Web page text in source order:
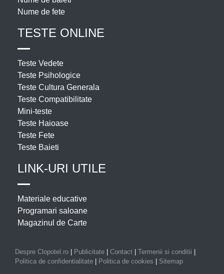
Nume de fete
TESTE ONLINE
Teste Vedete
Teste Psihologice
Teste Cultura Generala
Teste Compatibilitate
Mini-teste
Teste Haioase
Teste Fete
Teste Baieti
LINK-URI UTILE
Materiale educative
Programari saloane
Magazinul de Carte
Despre Clopotel.ro | Publicitate | Contact | Termenii si conditii |
Politica de confidentialitate | Politica de cookies | Sitemap